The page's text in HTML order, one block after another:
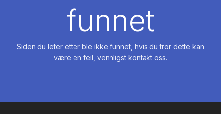
funnet
Siden du leter etter ble ikke funnet, hvis du tror dette kan
være en feil, vennligst kontakt oss.